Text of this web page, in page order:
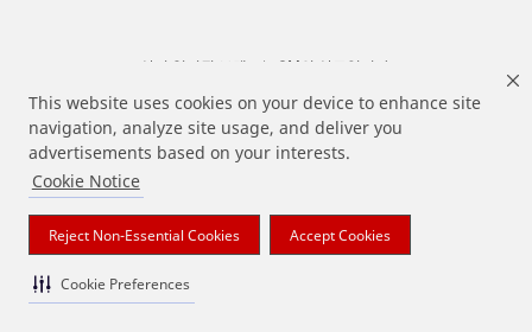
This website uses cookies on your device to enhance site
navigation, analyze site usage, and deliver you
advertisements based on your interests.
Cookie Notice
Reject Non-Essential Cookies Accept Cookies
Cookie Preferences
상기 열거된 브랜드는 3M의 상표입니다.